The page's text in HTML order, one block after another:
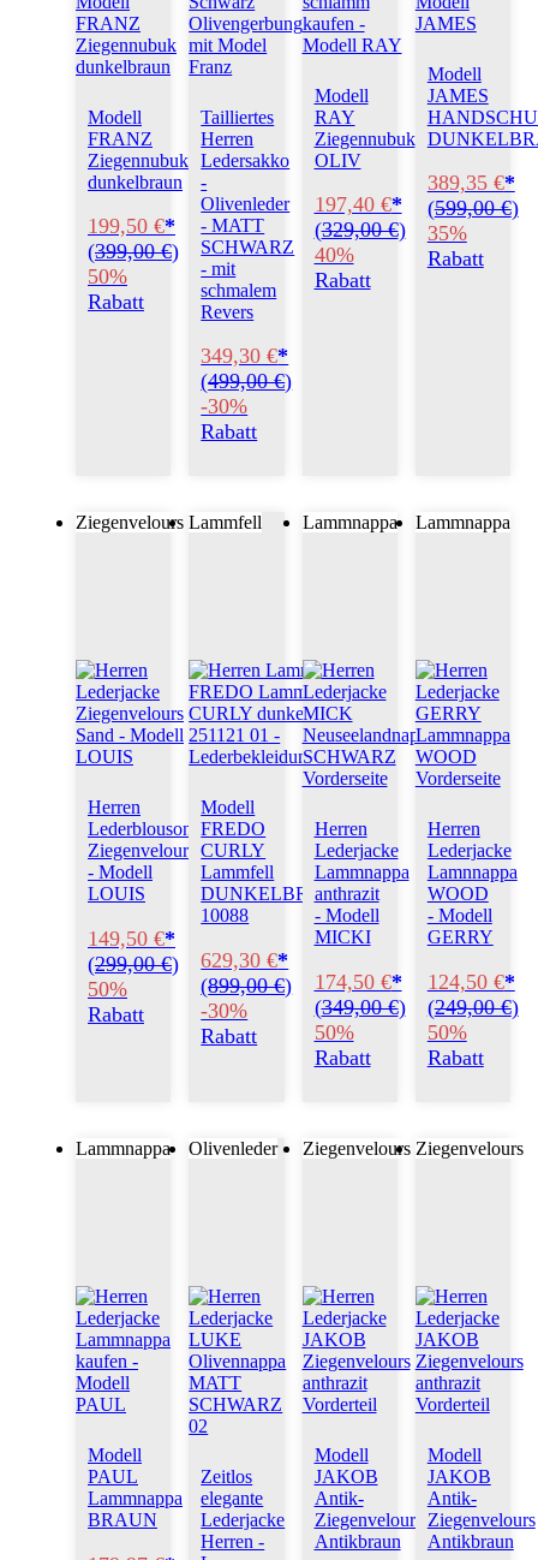
Modell
FRANZ
Ziegennubuk
dunkelbraun
199,50 €*
(399,00 €)
50%
Rabatt
Tailliertes
Herren
Ledersakko
-
Olivenleder
- MATT
SCHWARZ
- mit
schmalem
Revers
349,30 €*
(499,00 €)
-30%
Rabatt
Modell
RAY
Ziegennubuk
OLIV
197,40 €*
(329,00 €)
40%
Rabatt
Modell
JAMES
389,35 €*
(599,00 €)
35%
Rabatt
Ziegenvelours
Herren
Lederblouson
Ziegenvelours
- Modell
LOUIS
149,50 €*
(299,00 €)
50%
Rabatt
Lammfell
Modell
FREDO
CURLY
Lammfell
DUNKELBRAUN
10088
629,30 €*
(899,00 €)
-30%
Rabatt
Lammnappa
Herren
Lederjacke
Lammnappa
anthrazit
- Modell
MICKI
174,50 €*
(349,00 €)
50%
Rabatt
Lammnappa
Herren
Lederjacke
Lamnnappa
WOOD
- Modell
GERRY
124,50 €*
(249,00 €)
50%
Rabatt
Lammnappa
Modell
PAUL
Lammnappa
BRAUN
Olivenleder
Zeitlos
elegante
Lederjacke
Herren -
Ziegenvelours
Modell
JAKOB
Antik-
Ziegenvelours
Antikbraun
Ziegenvelours
Modell
JAKOB
Antik-
Ziegenvelours
Antikbraun